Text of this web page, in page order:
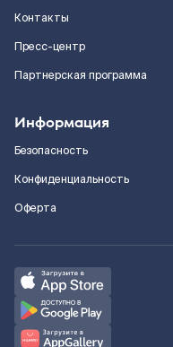
Контакты
Пресс-центр
Партнерская программа
Информация
Безопасность
Конфиденциальность
Оферта